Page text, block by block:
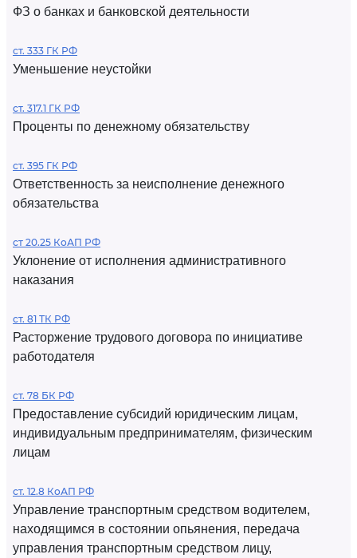
ФЗ о банках и банковской деятельности
ст. 333 ГК РФ
Уменьшение неустойки
ст. 317.1 ГК РФ
Проценты по денежному обязательству
ст. 395 ГК РФ
Ответственность за неисполнение денежного
обязательства
ст 20.25 КоАП РФ
Уклонение от исполнения административного
наказания
ст. 81 ТК РФ
Расторжение трудового договора по инициативе
работодателя
ст. 78 БК РФ
Предоставление субсидий юридическим лицам,
индивидуальным предпринимателям, физическим
лицам
ст. 12.8 КоАП РФ
Управление транспортным средством водителем,
находящимся в состоянии опьянения, передача
управления транспортным средством лицу,